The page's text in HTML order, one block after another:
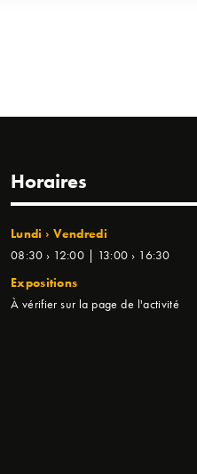
Horaires
Lundi › Vendredi
08:30 › 12:00 | 13:00 › 16:30
Expositions
À vérifier sur la page de l'activité